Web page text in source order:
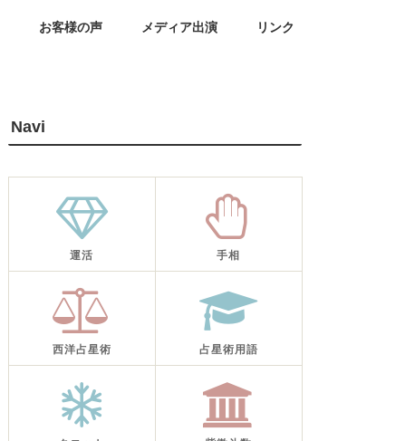
お客様の声 メディア出演 リンク
Navi
運活 手相
西洋占星術 占星術用語